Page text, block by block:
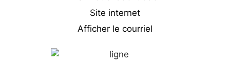
Site internet
Afficher le courriel